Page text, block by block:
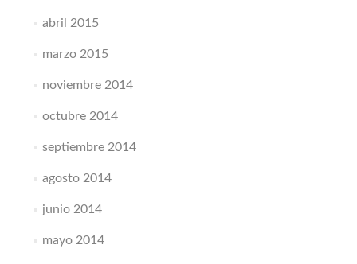
abril 2015
marzo 2015
noviembre 2014
octubre 2014
septiembre 2014
agosto 2014
junio 2014
mayo 2014